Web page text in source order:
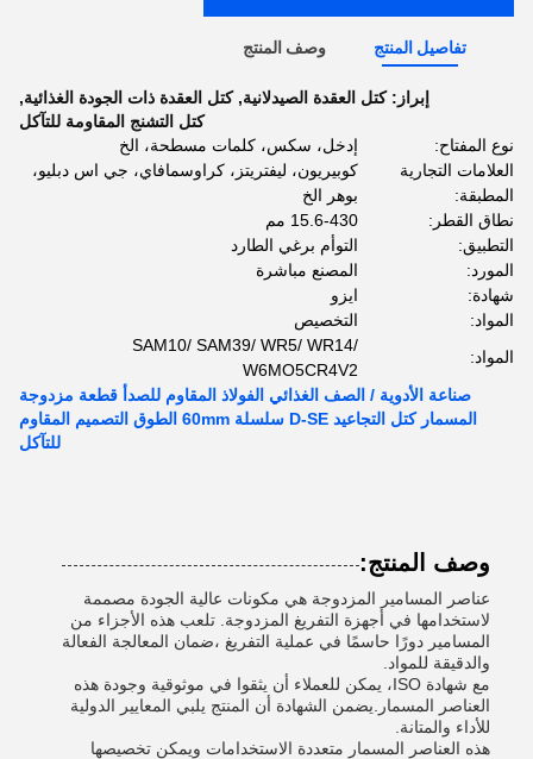
تفاصيل المنتج وصف المنتج
إبراز:كتل العقدة الصيدلانية,كتل العقدة ذات الجودة الغذائية,
كتل التشنج المقاومة للتآكل
نوع المفتاح:
إدخل، سكس، كلمات مسطحة، الخ
العلامات التجارية
المطبقة:
كوبيريون، ليفتريتز، كراوسمافاي، جي اس دبليو،
بوهر الخ
نطاق القطر:
15.6-430 مم
التطبيق:
التوأم برغي الطارد
المورد:
المصنع مباشرة
شهادة:
ايزو
المواد:
التخصيص
المواد:
SAM10/ SAM39/ WR5/ WR14/
W6MO5CR4V2
صناعة الأدوية / الصف الغذائي الفولاذ المقاوم للصدأ قطعة مزدوجة
المسمار كتل التجاعيد D-SE سلسلة 60mm الطوق التصميم المقاوم
للتآكل
وصف المنتج:
عناصر المسامير المزدوجة هي مكونات عالية الجودة مصممة
لاستخدامها في أجهزة التفريغ المزدوجة. تلعب هذه الأجزاء من
المسامير دورًا حاسمًا في عملية التفريغ ،ضمان المعالجة الفعالة
والدقيقة للمواد.
مع شهادة ISO، يمكن للعملاء أن يثقوا في موثوقية وجودة هذه
العناصر المسمار.يضمن الشهادة أن المنتج يلبي المعايير الدولية
للأداء والمتانة.
هذه العناصر المسمار متعددة الاستخدامات ويمكن تخصيصها